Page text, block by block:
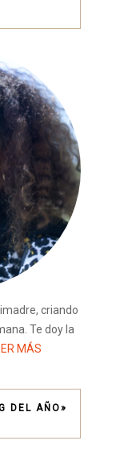
criando
Te doy la
MÁS
DEL AÑO»